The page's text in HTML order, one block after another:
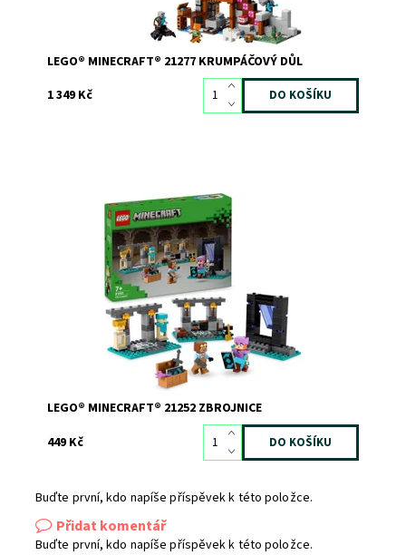
LEGO® MINECRAFT® 21277 KRUMPÁČOVÝ DŮL
1 349 Kč
Akční hračka s brněním, zbraněmi a Alex ze světa hry
Dostupnost:
Skladem2
11463
LEGO
LEGO® MINECRAFT® 21252 ZBROJNICE
449 Kč
Buďte první, kdo napíše příspěvek k této položce.
Přidat komentář
Buďte první, kdo napíše příspěvek k této položce.